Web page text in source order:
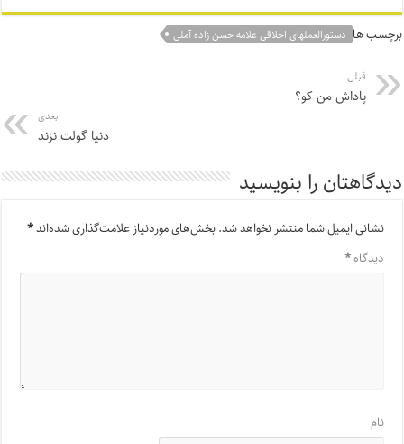
برچسب ها دستورالعملهای اخلاقی علامه حسن زاده آملی
قبلی
پاداش من کو؟
بعدی
دنیا گولت نزند
دیدگاهتان را بنویسید
نشانی ایمیل شما منتشر نخواهد شد.بخش‌های موردنیاز علامت‌گذاری شده‌اند*
دیدگاه*
نام